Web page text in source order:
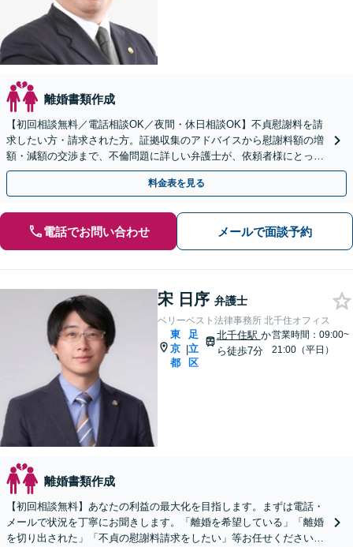
離婚書類作成
【初回相談無料／電話相談OK／夜間・休日相談OK】不貞慰謝料を請
求したい方・請求された方。証拠収集のアドバイスから慰謝料額の増
額・減額の交渉まで、不倫問題に詳しい弁護士が、依頼者様にとって
最善の解決策をご提案いたします。
料金表を見る
電話でお問い合わせ メールで面談予約
宋 日序 弁護士
ベリーベスト法律事務所 北千住オフィス
東
京
都
|
足
立
区
北千住駅 か
ら徒歩7分
営業時間：09:00~
21:00（平日）
離婚書類作成
【初回相談無料】あなたの利益の最大化を目指します。まずは電話・
メールで状況を丁寧にお聞きします。「離婚を希望している」「離婚
を切り出された」「不貞の慰謝料請求をしたい」等お任せください。